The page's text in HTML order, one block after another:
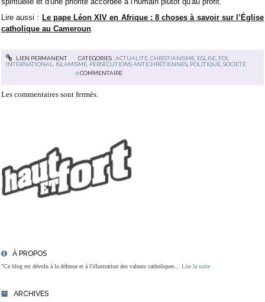
À PROPOS
"Ce blog est dévolu à la défense et à l'illustration des valeurs catholiques... Lire la suite
ARCHIVES
Lire aussi : Le pape Léon XIV en Afrique : 8 choses à savoir sur l’Église
catholique au Cameroun
LIEN PERMANENT CATÉGORIES :ACTUALITÉ, CHRISTIANISME, EGLISE, FOI ,
INTERNATIONAL, ISLAMISME, PERSÉCUTIONS ANTICHRÉTIENNES, POLITIQUE,SOCIÉTÉ
0 COMMENTAIRE
Les commentaires sont fermés.